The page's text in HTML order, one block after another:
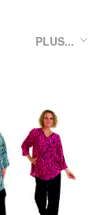
PLUS...